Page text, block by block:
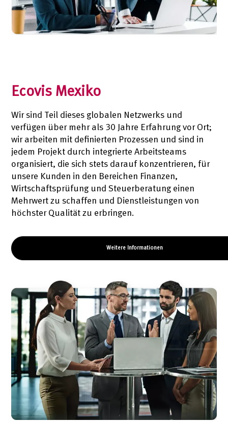
Ecovis Mexiko
Wir sind Teil dieses globalen Netzwerks und
verfügen über mehr als 30 Jahre Erfahrung vor Ort;
wir arbeiten mit definierten Prozessen und sind in
jedem Projekt durch integrierte Arbeitsteams
organisiert, die sich stets darauf konzentrieren, für
unsere Kunden in den Bereichen Finanzen,
Wirtschaftsprüfung und Steuerberatung einen
Mehrwert zu schaffen und Dienstleistungen von
höchster Qualität zu erbringen.
Weitere Informationen